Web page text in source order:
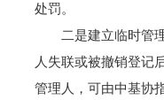
处罚。
二是建立临时管理
人失联或被撤销登记
管理人，可由中基协